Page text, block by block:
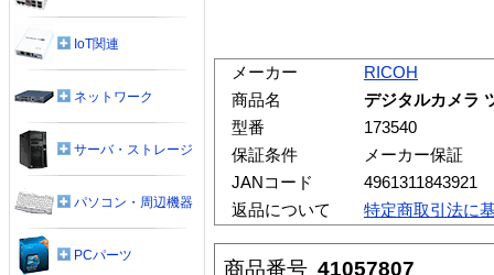
メーカー
RICOH
商品名
デジタルカメラ
型番
173540
保証条件
メーカー保証
JANコード
4961311843921
返品について
特定商取引法に
商品番号 41057807
IoT関連
ネットワーク
サーバ・ストレージ
パソコン・周辺機器
PCパーツ